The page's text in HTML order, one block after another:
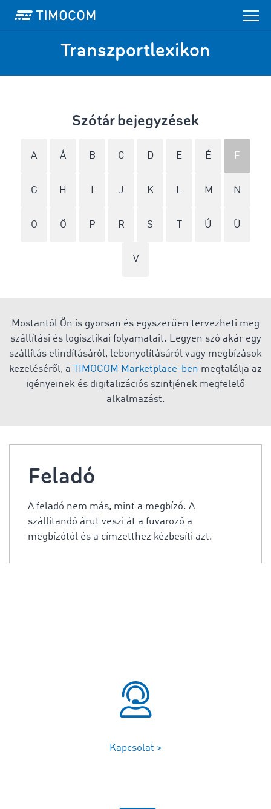
Transzportlexikon
Szótár bejegyzések
A Á B C D E É F
G H J K L M N
O Ö P R S Ú Ü
V
Mostantól Ön is gyorsan és egyszerűen tervezheti meg
szállítási és logisztikai folyamatait. Legyen szó akár egy
szállítás elindításáról, lebonyolításáról vagy megbízások
kezeléséről, a
TIMOCOM Marketplace-ben megtalálja az
igényeinek és digitalizációs szintjének megfelelő
alkalmazást.
Feladó
A feladó nem más, mint a megbízó. A
szállítandó árut veszi át a fuvarozó a
megbízótól és a címzetthez kézbesíti azt.
Kapcsolat >